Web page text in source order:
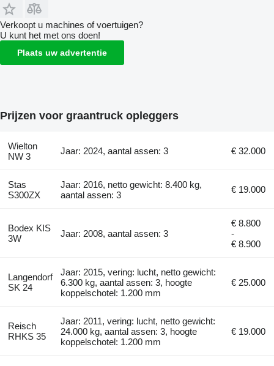
Verkoopt u machines of voertuigen?
U kunt het met ons doen!
Plaats uw advertentie
Prijzen voor graantruck opleggers
Wielton
NW 3
Jaar: 2024, aantal assen: 3 € 32.000
Stas
S300ZX
Jaar: 2016, netto gewicht: 8.400 kg,
aantal assen: 3
€ 19.000
Bodex KIS
3W
Jaar: 2008, aantal assen: 3
€ 8.800
-
€ 8.900
Langendorf
SK 24
Jaar: 2015, vering: lucht, netto gewicht:
6.300 kg, aantal assen: 3, hoogte
koppelschotel: 1.200 mm
€ 25.000
Reisch
RHKS 35
Jaar: 2011, vering: lucht, netto gewicht:
24.000 kg, aantal assen: 3, hoogte
koppelschotel: 1.200 mm
€ 19.000